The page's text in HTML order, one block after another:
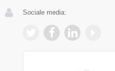
Sociale media: